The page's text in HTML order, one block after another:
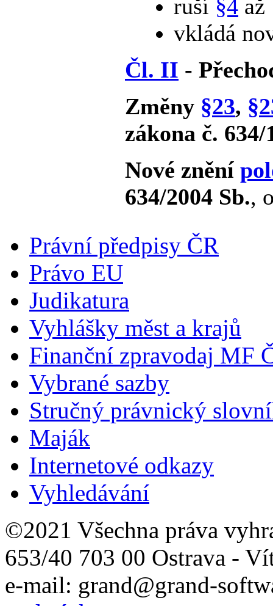
ruší §4 až
vkládá
Čl. II -
Změny §23,
zákona č. 634/
Nové znění
634/2004 Sb.,
Právní předpisy ČR
Právo EU
Judikatura
Vyhlášky měst a krajů
Finanční zpravodaj MF
Vybrané sazby
Stručný právnický
Maják
Internetové odkazy
Vyhledávání
©2021 Všechna práva
653/40 703 00 Ostrava -
e-mail: grand@grand-